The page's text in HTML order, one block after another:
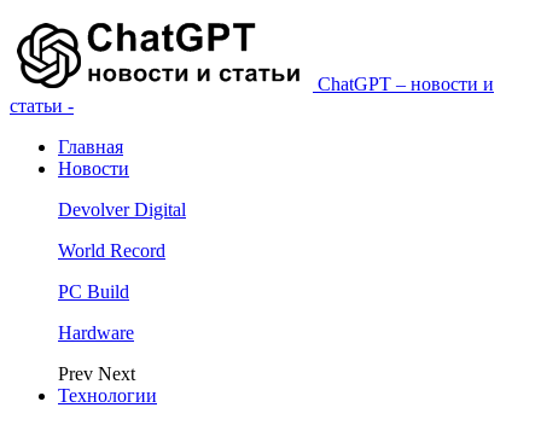
ChatGPT – новости и
статьи -
Главная
Новости
Devolver Digital
World Record
PC Build
Hardware
Prev Next
Технологии